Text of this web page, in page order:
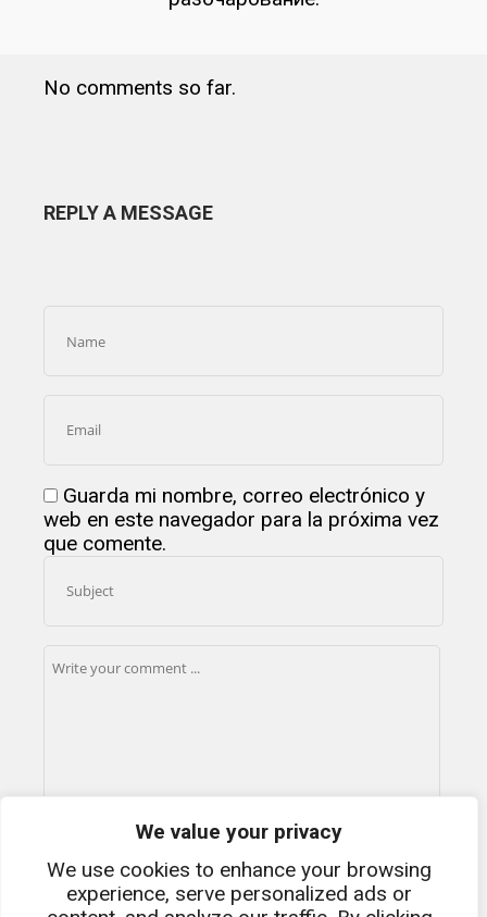
We value your privacy
We use cookies to enhance your browsing
experience, serve personalized ads or
No comments so far.
REPLY A MESSAGE
Guarda mi nombre, correo electrónico y
web en este navegador para la próxima vez
que comente.